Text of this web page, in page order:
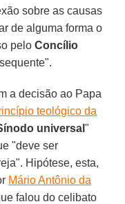
sobre as causas
de alguma forma o
peloConcílio
a decisão ao Papa
teológico da
universal"
"deve ser
Hipótese, esta,
Mário Antônio da
falou do celibato